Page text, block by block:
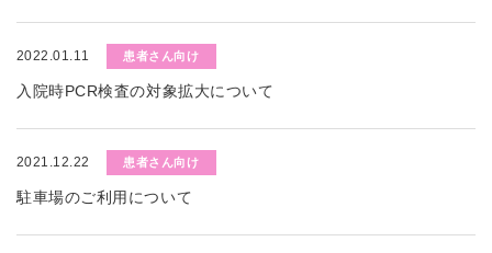
2022.01.11 患者さん向け
入院時PCR検査の対象拡大について
2021.12.22 患者さん向け
駐車場のご利用について